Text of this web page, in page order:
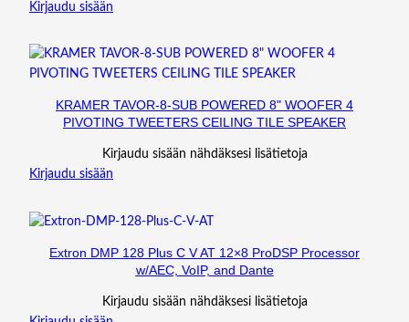
Kirjaudu sisään
KRAMER TAVOR-8-SUB POWERED 8" WOOFER 4
PIVOTING TWEETERS CEILING TILE SPEAKER
Kirjaudu sisään nähdäksesi lisätietoja
Kirjaudu sisään
Extron DMP 128 Plus C V AT 12×8 ProDSP Processor
w/AEC, VoIP, and Dante
Kirjaudu sisään nähdäksesi lisätietoja